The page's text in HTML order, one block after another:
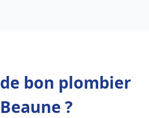
bon plombier
Beaune ?